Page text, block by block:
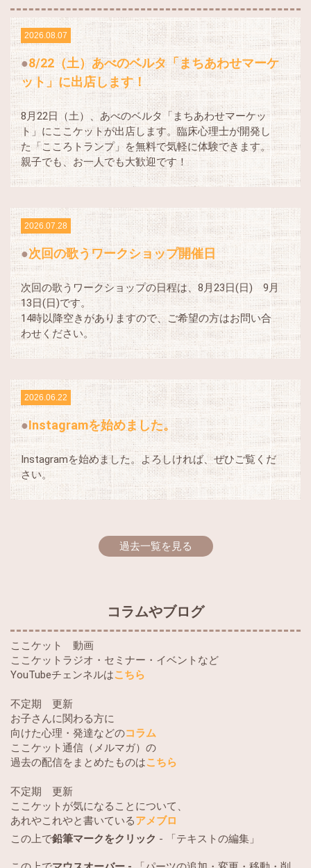
2026.08.07
8/22（土）あべのベルタ「まちあわせマーケ
ット」に出店します！
8月22日（土）、あべのベルタ「まちあわせマーケッ
ト」にここケットが出店します。臨床心理士が開発し
た「こころトランプ」を無料で気軽に体験できます。
親子でも、お一人でも大歓迎です！
2026.07.28
次回の歌うワークショップ開催日
次回の歌うワークショップの日程は、8月23日(日) 9月
13日(日)です。
14時以降空きがありますので、ご希望の方はお問い合
わせください。
2026.06.22
Instagramを始めました。
Instagramを始めました。よろしければ、ぜひご覧くだ
さい。
過去一覧を見る
コラムやブログ
ここケット 動画
ここケットラジオ・セミナー・イベントなど
YouTubeチェンネルはこちら
不定期 更新
お子さんに関わる方に
向けた心理・発達などのコラム
ここケット通信（メルマガ）の
過去の配信をまとめたものはこちら
不定期 更新
ここケットが気になることについて、
あれやこれやと書いているアメブロ
この上で鉛筆マークをクリック - 「テキストの編集」